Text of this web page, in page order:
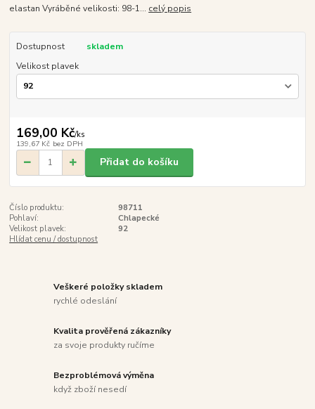
elastan Vyráběné velikosti: 98-1... celý popis
Dostupnost
skladem
Velikost plavek
169,00 Kč/ks
139,67 Kč bez DPH
Přidat do košíku
Číslo produktu:
98711
Pohlaví:
Chlapecké
Velikost plavek:
92
Hlídat cenu / dostupnost
Veškeré položky skladem
rychlé odeslání
Kvalita prověřená zákazníky
za svoje produkty ručíme
Bezproblémová výměna
když zboží nesedí